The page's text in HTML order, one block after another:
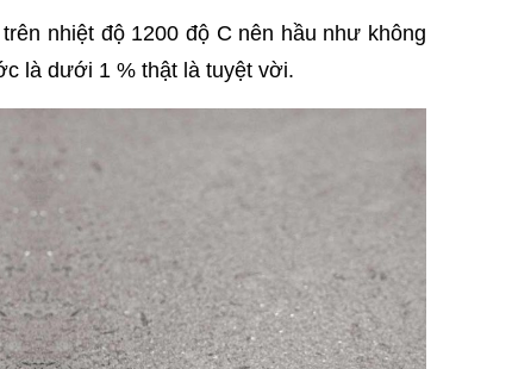
nhiệt độ 1200 độ C nên hầu như không
là dưới 1 % thật là tuyệt vời.